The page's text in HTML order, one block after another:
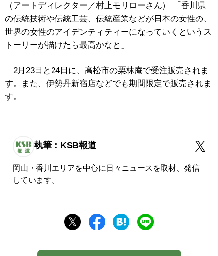
（アートディレクター／村上モリローさん） 「香川県
の伝統技術や伝統工芸、伝統産業などが日本の女性の、
世界の女性のアイデンティティーになっていくというス
トーリーが描けたら最高かなと」
2月23日と24日に、高松市の栗林庵で受注販売されま
す。また、伊勢丹新宿店などでも期間限定で販売されま
す。
執筆：KSB報道
岡山・香川エリアを中心に日々ニュースを取材、発信
しています。